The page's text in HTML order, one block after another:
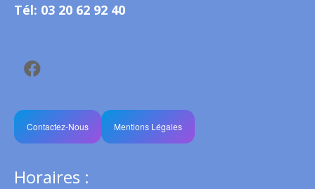
Tél: 03 20 62 92 40
Contactez-Nous Mentions Légales
Horaires :